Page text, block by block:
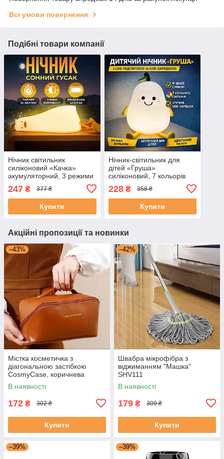
Всі умови повернення
Подібні товари компанії
Нічник світильник
силіконовий «Качка»
акумуляторний, 3 режими
247 ₴ 377 ₴
Купити
Нічник-світильник для
дітей «Груша»
силіконовий, 7 кольорів
228₴ 358 ₴
Купити
Акційні пропозиції та новинки
–43%
Містка косметичка з
діагональною застібкою
CosmyCase, коричнева
В наявності
172 ₴ 302 ₴
Купити
–42%
Швабра мікрофібра з
віджиманням "Машка"
SHV111
В наявності
179 ₴ 309 ₴
Купити
–39% –39%